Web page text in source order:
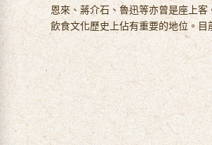
恩來、蔣介石、魯迅等亦曾是座上
飲食文化歷史上佔有重要的地位。